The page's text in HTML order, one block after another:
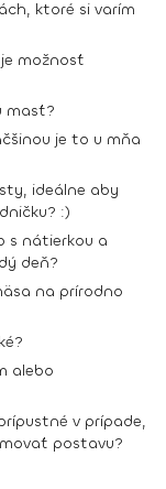
ktoré si varím
možnosť
masť?
je to u mňa
ideálne aby
:)
s nátierkou a
deň?
na prírodno
alebo
v prípade,
postavu?